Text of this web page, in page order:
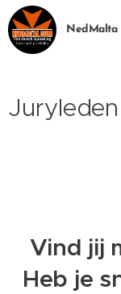
NedMalta
Vind jij
Heb je